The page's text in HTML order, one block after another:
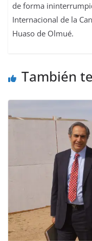
de forma
Internacional de la
Huaso de Olmué.
También